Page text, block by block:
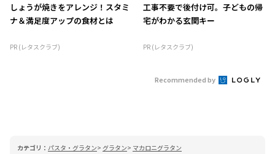
しょうが焼きをアレンジ！スタミ
ナ＆満足度アップの食材とは
PR (レタスクラブ)
工事不要で後付け可。子どもの帰
宅がわかる玄関キー
PR (レタスクラブ)
Recommended by
カテゴリ： パスタ・グラタン グラタン
マカロニグラタン